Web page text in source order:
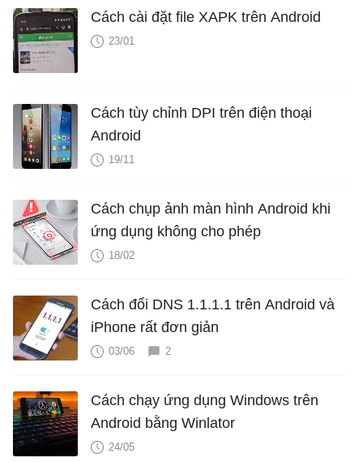
Cách cài đặt file XAPK trên Android
23/01
Cách tùy chỉnh DPI trên điện thoại
Android
19/11
Cách chụp ảnh màn hình Android khi
ứng dụng không cho phép
18/02
Cách đổi DNS 1.1.1.1 trên Android và
iPhone rất đơn giản
03/06 2
Cách chạy ứng dụng Windows trên
Android bằng Winlator
24/05